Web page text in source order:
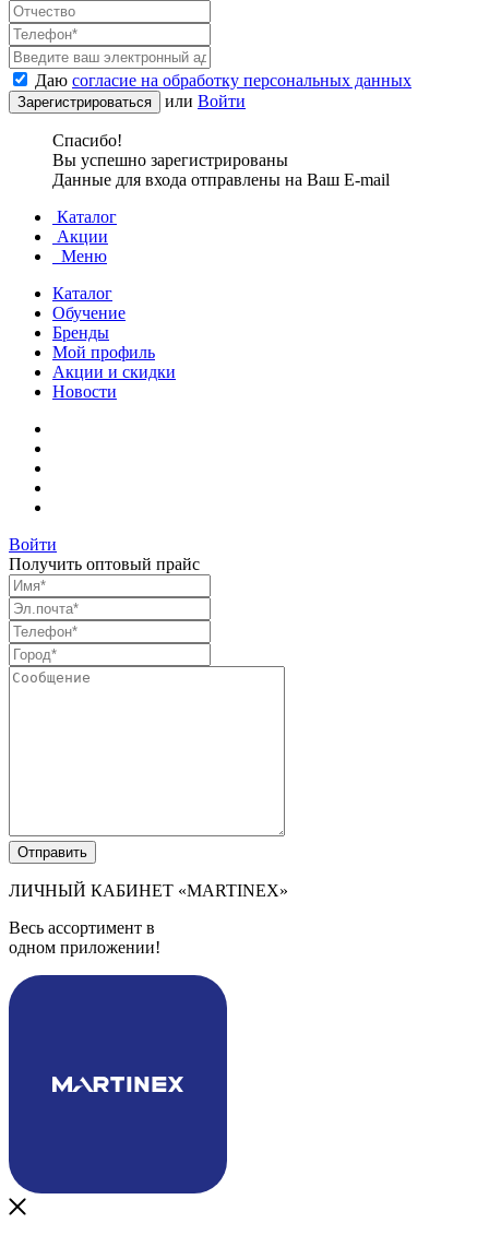
Даю согласие на обработку персональных данных
или Войти
Спасибо!
Вы успешно зарегистрированы
Данные для входа отправлены на Ваш E-mail
Каталог
Акции
Меню
Каталог
Обучение
Бренды
Мой профиль
Акции и скидки
Новости
Войти
Получить оптовый прайс
ЛИЧНЫЙ КАБИНЕТ «MARTINEX»
Весь ассортимент в
одном приложении!